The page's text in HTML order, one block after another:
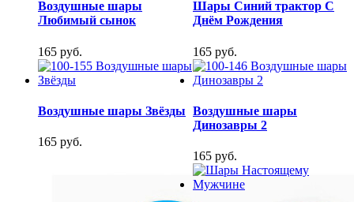
Воздушные шары
Любимый сынок
165 руб.
Шары Синий трактор С
Днём Рождения
165 руб.
Воздушные шары Звёзды
165 руб.
Воздушные шары
Динозавры 2
165 руб.